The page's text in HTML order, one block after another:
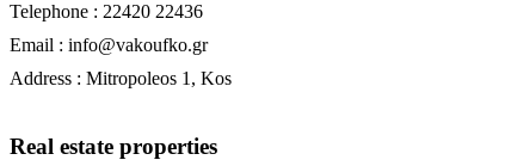
Telephone : 22420 22436
Email : info@vakoufko.gr
Address : Mitropoleos 1, Kos
Real estate properties